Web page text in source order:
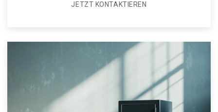
JETZT KONTAKTIEREN